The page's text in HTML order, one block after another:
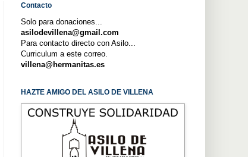
fines lucrativos y de los
Contacto
Solo para donaciones...
asilodevillena@gmail.com
Para contacto directo con Asilo...
Curriculum a este correo.
villena@hermanitas.es
HAZTE AMIGO DEL ASILO DE VILLENA